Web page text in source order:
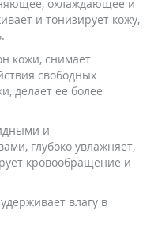
охлаждающее и
и тонизирует кожу,
кожи, снимает
свободных
делает ее более
и
глубоко увлажняет,
кровообращение и
влагу в